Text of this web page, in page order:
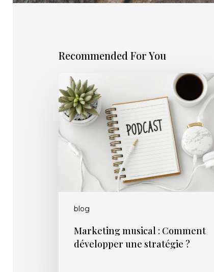
Recommended For You
blog
Marketing
musical
:
Comment
développer
une
stratégie
Marketing musical : Comment
développer une stratégie ?